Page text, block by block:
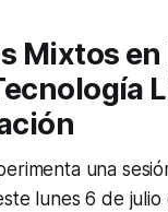
Mixtos en
una
lunes 6 de julio